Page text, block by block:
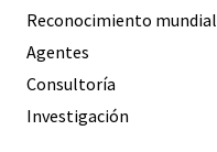
Reconocimiento mundial
Agentes
Consultoría
Investigación